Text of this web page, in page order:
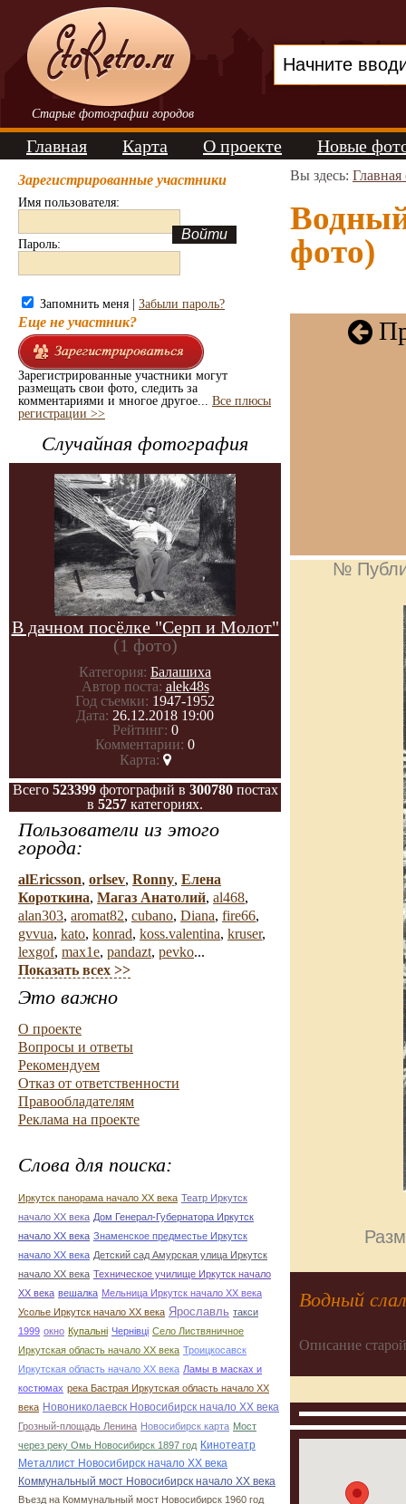
Старые фотографии городов
Главная Карта О проекте Новые
Зарегистрированные участники
Имя пользователя:
Пароль:
Запомнить меня | Забыли пароль?
Еще не участник?
Зарегистрированные участники могут
размещать свои фото, следить за
комментариями и многое другое... Все плюсы
регистрации >>
Случайная фотография
В дачном посёлке "Серп и Молот"
(1 фото)
Категория: Балашиха
Автор поста: alek48s
Год съемки: 1947-1952
Дата: 26.12.2018 19:00
Рейтинг: 0
Комментарии: 0
Карта:
Всего 523399фотографий в 300780постах
в 5257 категориях.
Пользователи из этого
города:
alEricsson, orlsev, Ronny, Елена
Короткина, Магаз Анатолий, al468,
alan303, aromat82, cubano, Diana, fire66,
gvvua, kato, konrad, koss.valentina, kruser,
lexgof, max1e, pandazt, pevko...
Показать всех >>
Это важно
О проекте
Вопросы и ответы
Рекомендуем
Отказ от ответственности
Правообладателям
Реклама на проекте
Слова для поиска:
Иркутск панорама начало ХХ века Театр Иркутск
начало ХХ века Дом Генерал-Губернатора Иркутск
начало ХХ века Знаменское предместье Иркутск
начало ХХ века Детский сад Амурская улица Иркутск
начало ХХ века Техническое училище Иркутск начало
ХХ века вешалка Мельница Иркутск начало ХХ века
Усолье Иркутск начало ХХ века Ярославль такси
1999 окно Купальні Чернівці Село Листвяничное
Иркутская область начало ХХ века Троицкосавск
Иркутская область начало ХХ века Ламы в масках и
костюмах река Бастрая Иркутская область начало ХХ
века Новониколаевск Новосибирск начало ХХ века
Грозный-площадь Ленина Новосибирск карта Мост
через реку Омь Новосибирск 1897 год Кинотеатр
Металлист Новосибирск начало ХХ века
Коммунальный мост Новосибирск начало ХХ века
Въезд на Коммунальный мост Новосибирск 1960 год
Вы здесь: Главная
фото)
№
Водный
Описание